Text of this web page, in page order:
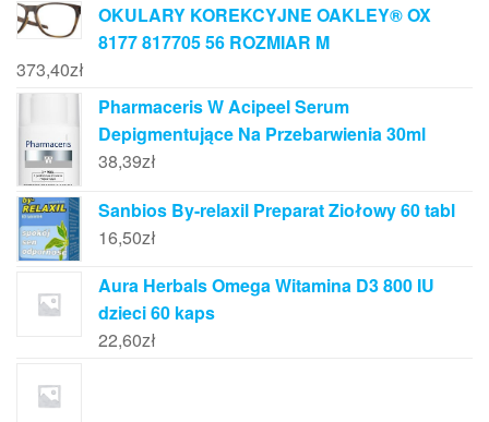
OKULARY KOREKCYJNE OAKLEY® OX
8177 817705 56 ROZMIAR M
373,40zł
Pharmaceris W Acipeel Serum
Depigmentujące Na Przebarwienia 30ml
38,39zł
Sanbios By-relaxil Preparat Ziołowy 60 tabl
16,50zł
Aura Herbals Omega Witamina D3 800 IU
dzieci 60 kaps
22,60zł